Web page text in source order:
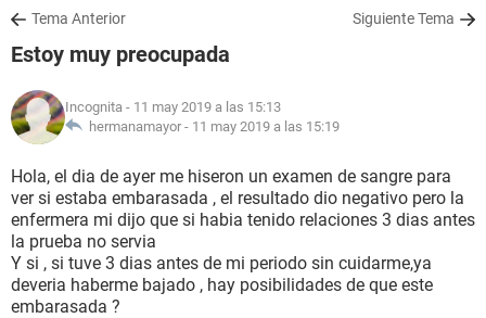
SALUD
FAMILIA
NUTRICIÓN
BIENESTAR
SEXUALIDAD
GLOSARIO
Tema Anterior Siguiente Tema
Estoy muy preocupada
Incognita - 11 may 2019 a las 15:13
hermanamayor - 11 may 2019 a las 15:19
Hola, el dia de ayer me hiseron un examen de sangre para
ver si estaba embarasada , el resultado dio negativo pero la
enfermera mi dijo que si habia tenido relaciones 3 dias antes
la prueba no servia
Y si , si tuve 3 dias antes de mi periodo sin cuidarme,ya
deveria haberme bajado , hay posibilidades de que este
embarasada ?